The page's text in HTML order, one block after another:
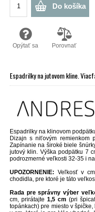
Do košíka
Opýtať sa Porovnať
Espadrilky na jutovom kline.
Espadrilky na klinovom
Dizajn s niťovým remienkom
Zapínanie na široké biele
jutový klin. Výška podpätku 7
podrozmerné veľkosti 32-35 i
UPOZORNENIE: Veľkosť v
chodidla, pre ktoré je táto
Rada pre správny výber
cm, prirátajte 1,5 cm (pri
topánkach) pre miesto v